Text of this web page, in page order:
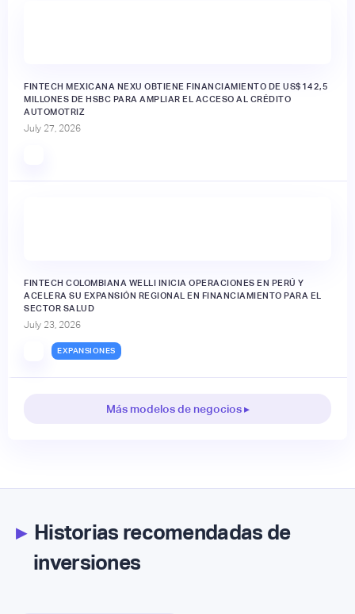
FINTECH MEXICANA NEXU OBTIENE FINANCIAMIENTO DE US$142,5
MILLONES DE HSBC PARA AMPLIAR EL ACCESO AL CRÉDITO
AUTOMOTRIZ
July 27, 2026
FINTECH COLOMBIANA WELLI INICIA OPERACIONES EN PERÚ Y
ACELERA SU EXPANSIÓN REGIONAL EN FINANCIAMIENTO PARA EL
SECTOR SALUD
July 23, 2026
EXPANSIONES
Más modelos de negocios ▸
▸Historias recomendadas de
inversiones